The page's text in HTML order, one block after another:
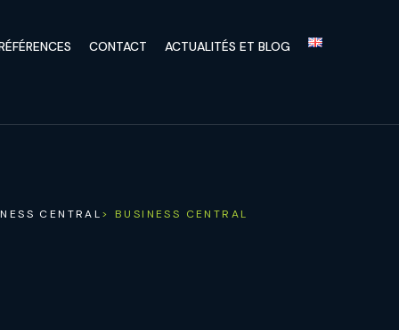
CONTACT ACTUALITÉS ET BLOG
CENTRAL> BUSINESS CENTRAL